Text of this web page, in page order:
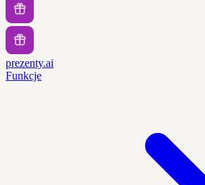
prezenty.ai
Funkcje